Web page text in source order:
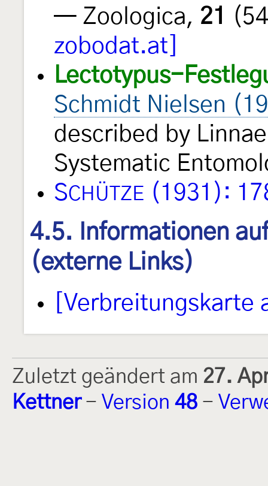
— Zoologica, 21
zobodat.at]
Lectotypus-
Schmidt Nielsen
described by
Systematic
SCHÜTZE (1931):
4.5. Informationen
(externe Links)
Zuletzt geändert am 27.
Kettner- Version 48 -